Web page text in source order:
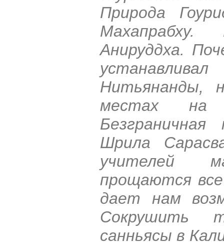
Природа
Махапрабху.
Анируддха.
Нитьянанды,
местах на
Шрила
учителей
прощаются
дает нам
Сокрушить
санньясы в